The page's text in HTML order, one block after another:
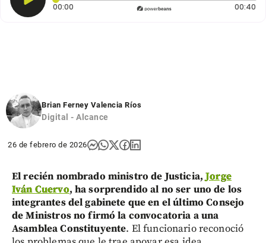
00:00 Tiempo transcurrido: 0 segundos 00:40
Brian Ferney Valencia Ríos
Digital - Alcance
26 de febrero de 2026
El recién nombrado ministro de Justicia,Jorge
Iván Cuervo, ha sorprendido al no ser uno de los
integrantes del gabinete que en el último Consejo
de Ministros no firmó la convocatoria a una
Asamblea Constituyente. El funcionario reconoció